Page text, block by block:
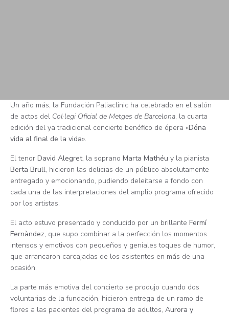
Un año más, la Fundación Paliaclinic ha celebrado en el salón
de actos del Col·legi Oficial de Metges de Barcelona, la cuarta
edición del ya tradicional concierto benéfico de ópera «Dóna
vida al final de la vida».
El tenor David Alegret, la soprano Marta Mathéu y la pianista
Berta Brull, hicieron las delicias de un público absolutamente
entregado y emocionando, pudiendo deleitarse a fondo con
cada una de las interpretaciones del amplio programa ofrecido
por los artistas.
El acto estuvo presentado y conducido por un brillante Fermí
Fernàndez, que supo combinar a la perfección los momentos
intensos y emotivos con pequeños y geniales toques de humor,
que arrancaron carcajadas de los asistentes en más de una
ocasión.
La parte más emotiva del concierto se produjo cuando dos
voluntarias de la fundación, hicieron entrega de un ramo de
flores a las pacientes del programa de adultos, Aurora y